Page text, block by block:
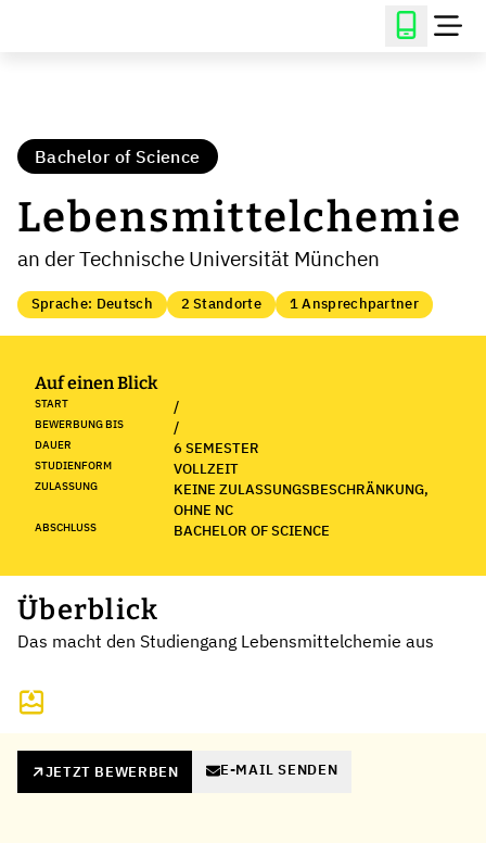
Bachelor of Science
Lebensmittelchemie
an der Technische Universität München
Sprache: Deutsch 2 Standorte 1 Ansprechpartner
Auf einen Blick
START /
BEWERBUNG BIS /
DAUER 6 SEMESTER
STUDIENFORM VOLLZEIT
ZULASSUNG
KEINE ZULASSUNGSBESCHRÄNKUNG,
OHNE NC
ABSCHLUSS BACHELOR OF SCIENCE
Überblick
Das macht den Studiengang Lebensmittelchemie aus
JETZT BEWERBEN E-MAIL SENDEN